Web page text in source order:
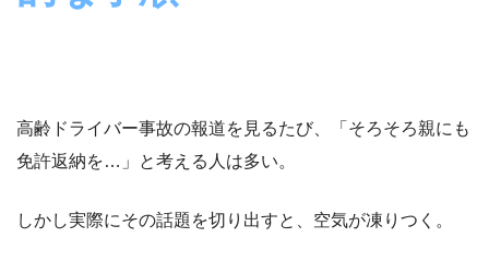
高齢ドライバー事故の報道を見るたび、「そろそろ親にも
免許返納を…」と考える人は多い。
しかし実際にその話題を切り出すと、空気が凍りつく。